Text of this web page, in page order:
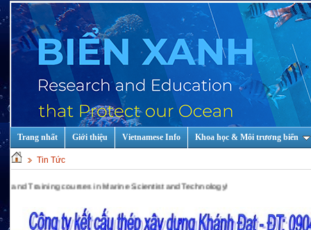
Trang nhất Giới thiệu Vietnamese Info Khoa học & Môi trương biển
Tin Tức
in Marine Scientist and Technology!